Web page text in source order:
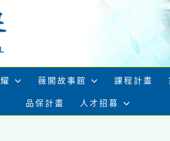
薇閣故事館 課程計畫
品保計畫 人才招募